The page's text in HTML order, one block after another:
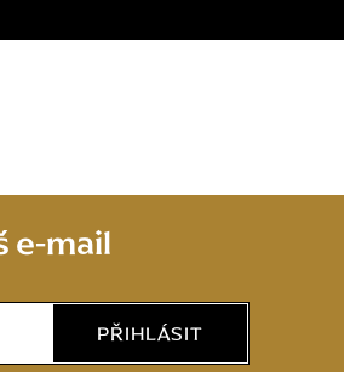
e-mail
PŘIHLÁSIT